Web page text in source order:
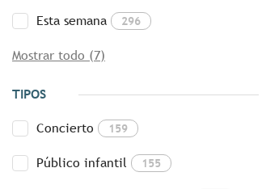
Esta semana 296
Mostrar todo (7)
TIPOS
Concierto 159
Público infantil 155